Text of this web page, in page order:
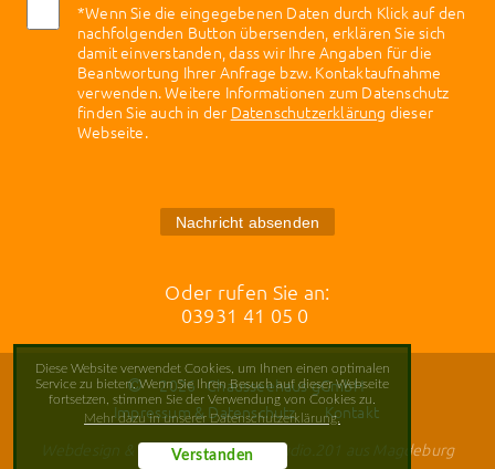
Diese Website verwendet Cookies, um Ihnen einen optimalen
Service zu bieten. Wenn Sie Ihren Besuch auf dieser Webseite
fortsetzen, stimmen Sie der Verwendung von Cookies zu.
Mehr dazu in unserer Datenschutzerklärung.
Verstanden
*Wenn Sie die eingegebenen Daten durch Klick auf den
nachfolgenden Button übersenden, erklären Sie sich
damit einverstanden, dass wir Ihre Angaben für die
Beantwortung Ihrer Anfrage bzw. Kontaktaufnahme
verwenden. Weitere Informationen zum Datenschutz
finden Sie auch in der Datenschutzerklärung dieser
Webseite.
Nachricht absenden
Oder rufen Sie an:
03931 41 05 0
2026 Chausseehaus gGmbH
Impressum & Datenschutz
Kontakt
Webdesign & Webentwicklung - studio.201 aus Magdeburg